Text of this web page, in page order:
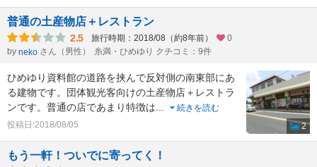
普通の土産物店＋レストラン
2.5 旅行時期：2018/08（約8年前）
0
by neko さん（男性） 糸満・ひめゆり クチコミ：9件
ひめゆり資料館の道路を挟んで反対側の南東部にあ
る建物です。団体観光客向けの土産物店＋レストラ
ンです。普通の店であまり特徴は...
続きを読む
投稿日:2018/08/05
2
もう一軒！ついでに寄ってく！